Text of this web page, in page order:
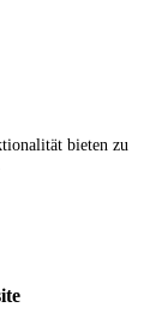
bieten zu